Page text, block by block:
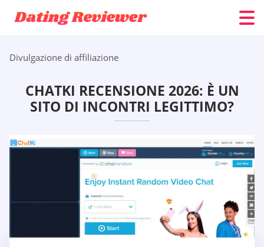
Divulgazione di affiliazione
CHATKI RECENSIONE 2026: È UN
SITO DI INCONTRI LEGITTIMO?